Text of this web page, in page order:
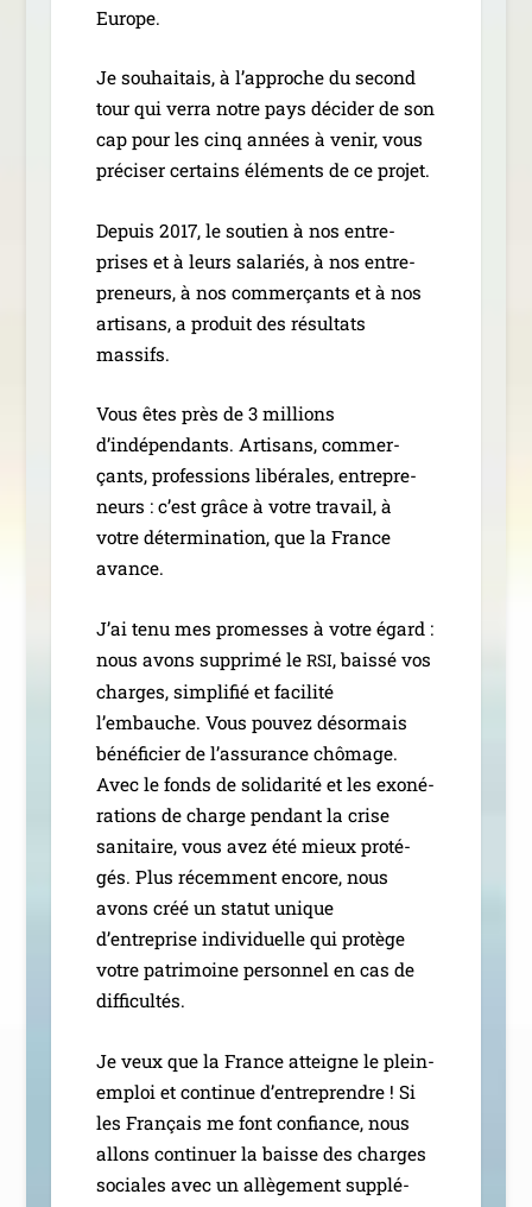
Europe.
Je sou­hai­tais, à l’approche du second
tour qui ver­ra notre pays déci­der de son
cap pour les cinq années à venir, vous
pré­ci­ser cer­tains élé­ments de ce projet.
Depuis 2017, le sou­tien à nos entre­
prises et à leurs sala­riés, à nos entre­
pre­neurs, à nos com­mer­çants et à nos
arti­sans, a pro­duit des résul­tats
massifs.
Vous êtes près de 3 mil­lions
d’indépendants. Artisans, com­mer­
çants, pro­fes­sions libé­rales, entre­pre­
neurs : c’est grâce à votre tra­vail, à
votre déter­mi­na­tion, que la France
avance.
J’ai tenu mes pro­messes à votre égard :
nous avons sup­pri­mé le RSI, bais­sé vos
charges, sim­pli­fié et faci­li­té
l’embauche. Vous pou­vez désor­mais
béné­fi­cier de l’assurance chô­mage.
Avec le fonds de soli­da­ri­té et les exo­né­
ra­tions de charge pen­dant la crise
sani­taire, vous avez été mieux pro­té­
gés. Plus récem­ment encore, nous
avons créé un sta­tut unique
d’entreprise indi­vi­duelle qui pro­tège
votre patri­moine per­son­nel en cas de
difficultés.
Je veux que la France atteigne le plein-
emploi et conti­nue d’entreprendre ! Si
les Français me font confiance, nous
allons conti­nuer la baisse des charges
sociales avec un allè­ge­ment sup­plé­